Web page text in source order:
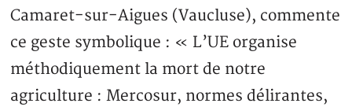
Camaret-sur-Aigues (Vaucluse), commente
ce geste symbolique : « L’UE organise
méthodiquement la mort de notre
agriculture : Mercosur, normes délirantes,